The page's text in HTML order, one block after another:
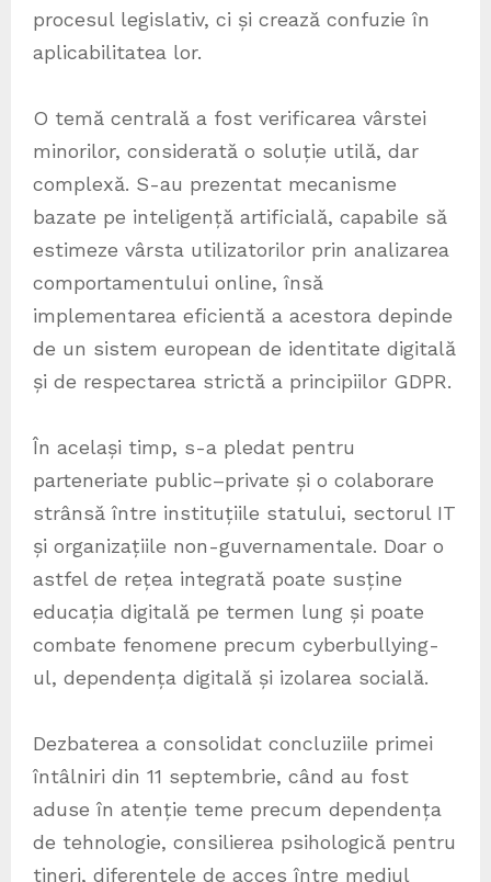
procesul legislativ, ci și crează confuzie în
aplicabilitatea lor.
O temă centrală a fost verificarea vârstei
minorilor, considerată o soluție utilă, dar
complexă. S-au prezentat mecanisme
bazate pe inteligență artificială, capabile să
estimeze vârsta utilizatorilor prin analizarea
comportamentului online, însă
implementarea eficientă a acestora depinde
de un sistem european de identitate digitală
și de respectarea strictă a principiilor GDPR.
În același timp, s-a pledat pentru
parteneriate public–private și o colaborare
strânsă între instituțiile statului, sectorul IT
și organizațiile non-guvernamentale. Doar o
astfel de rețea integrată poate susține
educația digitală pe termen lung și poate
combate fenomene precum cyberbullying-
ul, dependența digitală și izolarea socială.
Dezbaterea a consolidat concluziile primei
întâlniri din 11 septembrie, când au fost
aduse în atenție teme precum dependența
de tehnologie, consilierea psihologică pentru
tineri, diferențele de acces între mediul